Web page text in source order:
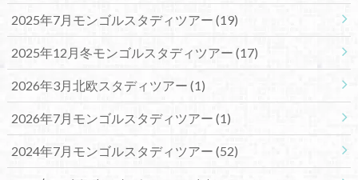
2025年7月モンゴルスタディツアー (19)
2025年12月冬モンゴルスタディツアー (17)
2026年3月北欧スタディツアー (1)
2026年7月モンゴルスタディツアー (1)
2024年7月モンゴルスタディツアー (52)